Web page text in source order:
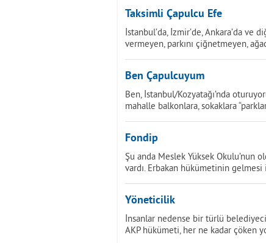
Taksimli Çapulcu Efe
İstanbul’da, İzmir’de, Ankara’da
vermeyen, parkını çiğnetmeyen,
Ben Çapulcuyum
Ben, İstanbul/Kozyatağı’nda
mahalle balkonlara, sokaklara
Fondip
Şu anda Meslek Yüksek Okulu’nun
vardı. Erbakan hükümetinin
Yöneticilik
İnsanlar nedense bir türlü
AKP hükümeti, her ne kadar çöken